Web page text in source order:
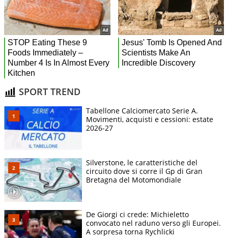
SPORT TREND
Tabellone Calciomercato Serie A.
Movimenti, acquisti e cessioni: estate
2026-27
Silverstone, le caratteristiche del
circuito dove si corre il Gp di Gran
Bretagna del Motomondiale
De Giorgi ci crede: Michieletto
convocato nel raduno verso gli Europei.
A sorpresa torna Rychlicki